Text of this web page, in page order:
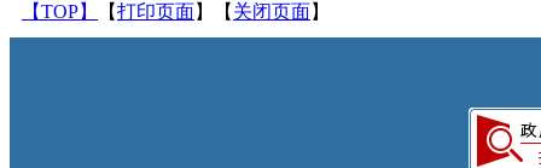
【TOP】 【打印页面】【 关闭页面】